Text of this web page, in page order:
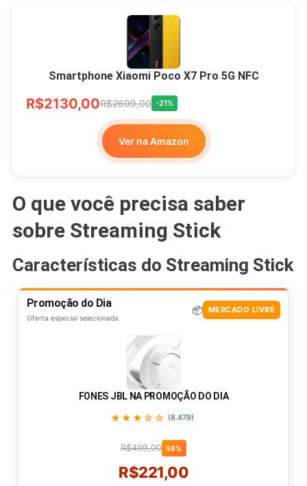
Smartphone Xiaomi Poco X7 Pro 5G NFC
R$2130,00R$2699,00 -21%
Ver na Amazon
O que você precisa saber
sobre Streaming Stick
Características do Streaming Stick
Promoção do Dia
Oferta especial selecionada
📦 MERCADO LIVRE
FONES JBL NA PROMOÇÃO DO DIA
★★★☆☆ (8.479)
R$499,00 56%
R$221,00